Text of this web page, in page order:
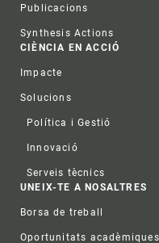
Publicacions
Synthesis Actions
CIÈNCIA EN ACCIÓ
Impacte
Solucions
Política i Gestió
Innovació
Serveis tècnics
UNEIX-TE A NOSALTRES
Borsa de treball
Oportunitats acadèmiques